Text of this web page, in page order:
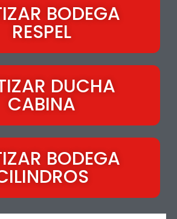
BODEGA
RESPEL
DUCHA
CABINA
BODEGA